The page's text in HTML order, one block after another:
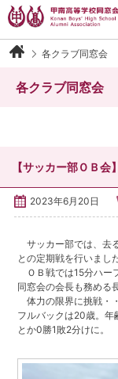
Skip
to
content各クラブ同窓会
各クラブ同窓会
【サッカー部ＯＢ
2023年6月20日
サッカー部では、去
との定期戦を行いました
ＯＢ戦では15分ハー
同窓会の会長も務める
体力の限界に挑戦・
フルバックは20歳。年
とか0勝1敗2分けに。